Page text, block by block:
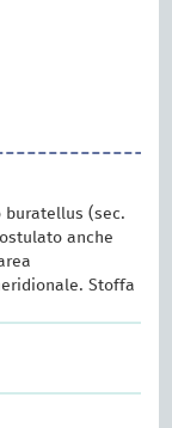
buratellus (sec.
anche
Stoffa